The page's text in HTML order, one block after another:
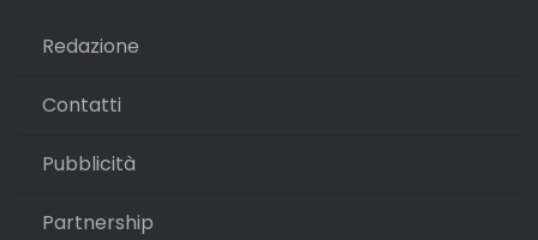
Redazione
Contatti
Pubblicità
Partnership